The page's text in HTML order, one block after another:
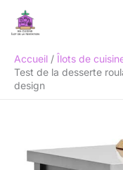
Accueil
Îlots de
Test de la desserte
design
Rechercher